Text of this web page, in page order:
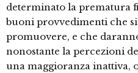
determinato la prematura
buoni provvedimenti che
promuovere, e che
nonostante la percezioni
una maggioranza inattiva,